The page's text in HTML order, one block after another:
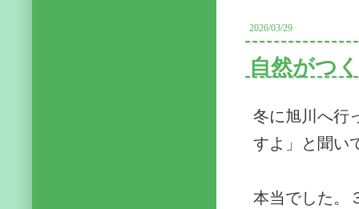
自然がつ
2026/03/29
冬に旭川へ行
すよ」と聞い
本当でした。